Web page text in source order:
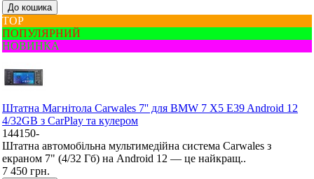
До кошика
ТОР
ПОПУЛЯРНИЙ
НОВИНКА
Штатна Mагнітола Carwales 7'' для BMW 7 X5 E39 Android 12
4/32GB з CarPlay та кулером
144150-
Штатна автомобільна мультимедійна система Carwales з
екраном 7" (4/32 Гб) на Android 12 — це найкращ..
7 450 грн.